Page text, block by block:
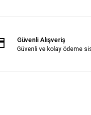
Güvenli Alışveriş
Güvenli ve kolay ödeme